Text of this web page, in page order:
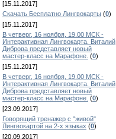
[15.11.2017]
Скачать Бесплатно Лингвокарты (0)
[15.11.2017]
В четверг, 16 ноября, 19.00 МСК -
Интерактивная Лингвокарта. Виталий
Диброва представляет новый
мастер-класс на Марафоне. (0)
[15.11.2017]
В четверг, 16 ноября, 19.00 МСК -
Интерактивная Лингвокарта. Виталий
Диброва представляет новый
мастер-класс на Марафоне. (0)
[23.09.2017]
Говорящий тренажер с "живой"
Лингвокартой на 2-х языках (0)
[20.09.2017]